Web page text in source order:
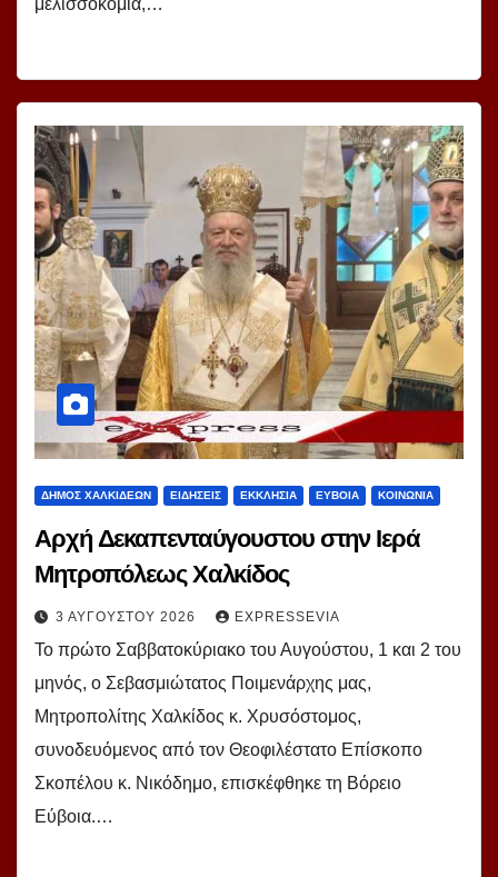
μελισσοκομία,…
ΔΗΜΟΣ ΧΑΛΚΙΔΕΩΝ ΕΙΔΗΣΕΙΣ ΕΚΚΛΗΣΙΑ ΕΥΒΟΙΑ ΚΟΙΝΩΝΙΑ
Αρχή Δεκαπενταύγουστου στην Ιερά
Μητροπόλεως Χαλκίδος
3 ΑΥΓΟΎΣΤΟΥ 2026 EXPRESSEVIA
Το πρώτο Σαββατοκύριακο του Αυγούστου, 1 και 2 του
μηνός, ο Σεβασμιώτατος Ποιμενάρχης μας,
Μητροπολίτης Χαλκίδος κ. Χρυσόστομος,
συνοδευόμενος από τον Θεοφιλέστατο Επίσκοπο
Σκοπέλου κ. Νικόδημο, επισκέφθηκε τη Βόρειο
Εύβοια.…